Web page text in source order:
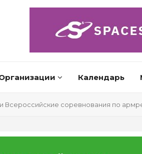
Календарь
соревнования по